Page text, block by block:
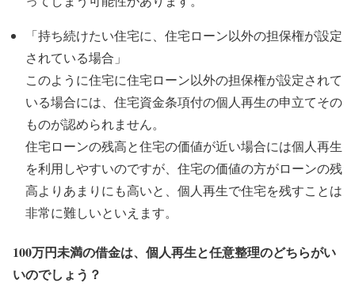
「持ち続けたい住宅に、住宅ローン以外の担保権が設定
されている場合」
このように住宅に住宅ローン以外の担保権が設定されて
いる場合には、住宅資金条項付の個人再生の申立てその
ものが認められません。
住宅ローンの残高と住宅の価値が近い場合には個人再生
を利用しやすいのですが、住宅の価値の方がローンの残
高よりあまりにも高いと、個人再生で住宅を残すことは
非常に難しいといえます。
100万円未満の借金は、個人再生と任意整理のどちらがい
いのでしょう？